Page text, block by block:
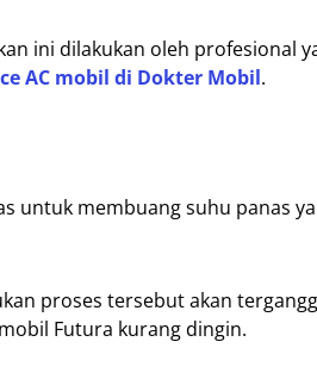
ini dilakukan oleh profesional
AC mobil di Dokter Mobil.
untuk membuang suhu panas
proses tersebut akan
Futura kurang dingin.